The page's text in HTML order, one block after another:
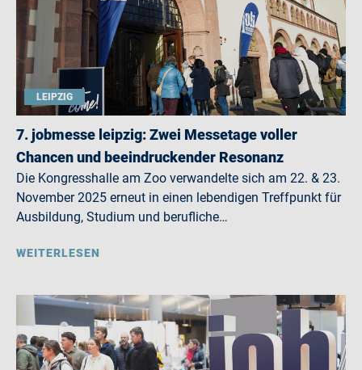
LEIPZIG
7. jobmesse leipzig: Zwei Messetage voller
Chancen und beeindruckender Resonanz
Die Kongresshalle am Zoo verwandelte sich am 22. & 23.
November 2025 erneut in einen lebendigen Treffpunkt für
Ausbildung, Studium und berufliche…
WEITERLESEN